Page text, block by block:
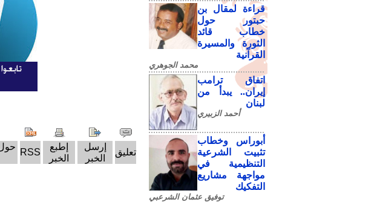
قراءة لمقال بن
حبتور حول
خطاب قائد
الثورة والمسيرة
القرآنية
محمد الجوهري
اتفاق ترامب
إيران.. يبدأ من
لبنان
أحمد الزبيري
أبوراس وخطاب
تثبيت الشرعية
التنظيمية في
مواجهة مشاريع
التفكيك
توفيق عثمان الشرعبي
تعليق
إرسل
الخبر
إطبع
الخبر
RSS